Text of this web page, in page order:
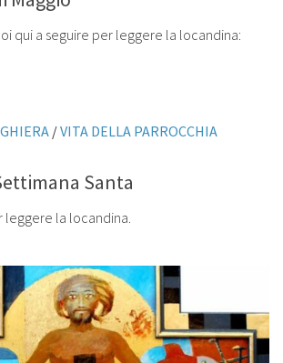
qui a seguire per leggere la locandina:
/VITA DELLA PARROCCHIA
Santa
la locandina.